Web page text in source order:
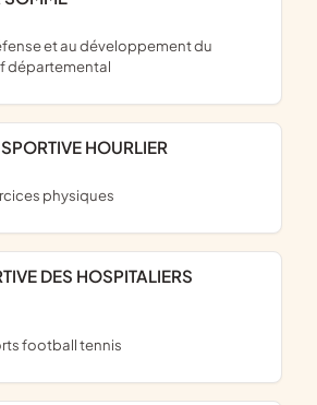
départemental
HOURLIER
physiques
football tennis